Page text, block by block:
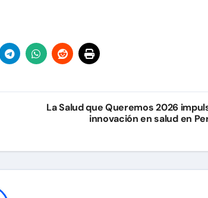
La Salud que Queremos 2026
innovación en salud en